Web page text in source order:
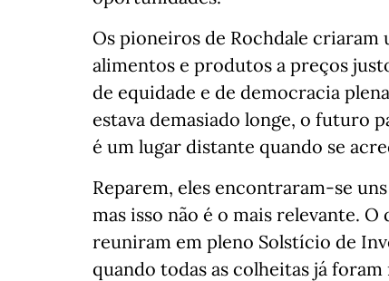
Os pioneiros de Rochdale
alimentos e produtos a preços
de equidade e de democracia
estava demasiado longe, o futuro
é um lugar distante quando se
Reparem, eles encontraram-se
mas isso não é o mais relevante.
reuniram em pleno Solstício de
quando todas as colheitas já